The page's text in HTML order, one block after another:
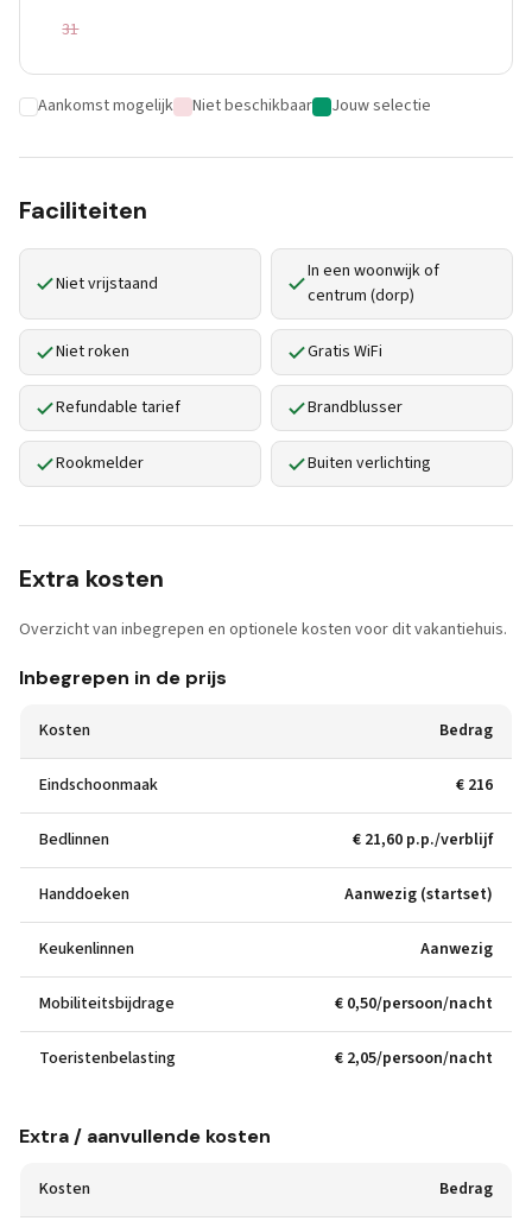
31
Aankomst mogelijk Niet beschikbaar Jouw selectie
Faciliteiten
Niet vrijstaand
In een woonwijk of
centrum (dorp)
Niet roken Gratis WiFi
Refundable tarief Brandblusser
Rookmelder Buiten verlichting
Extra kosten
Overzicht van inbegrepen en optionele kosten voor dit vakantiehuis.
Inbegrepen in de prijs
Kosten Bedrag
Eindschoonmaak € 216
Bedlinnen € 21,60 p.p./verblijf
Handdoeken Aanwezig (startset)
Keukenlinnen Aanwezig
Mobiliteitsbijdrage € 0,50/persoon/nacht
Toeristenbelasting € 2,05/persoon/nacht
Extra / aanvullende kosten
Kosten Bedrag